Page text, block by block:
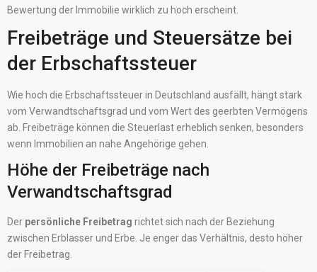
Bewertung der Immobilie wirklich zu hoch erscheint.
Freibeträge und Steuersätze bei
der Erbschaftssteuer
Wie hoch die Erbschaftssteuer in Deutschland ausfällt, hängt stark
vom Verwandtschaftsgrad und vom Wert des geerbten Vermögens
ab. Freibeträge können die Steuerlast erheblich senken, besonders
wenn Immobilien an nahe Angehörige gehen.
Höhe der Freibeträge nach
Verwandtschaftsgrad
Der persönliche Freibetrag richtet sich nach der Beziehung
zwischen Erblasser und Erbe. Je enger das Verhältnis, desto höher
der Freibetrag.